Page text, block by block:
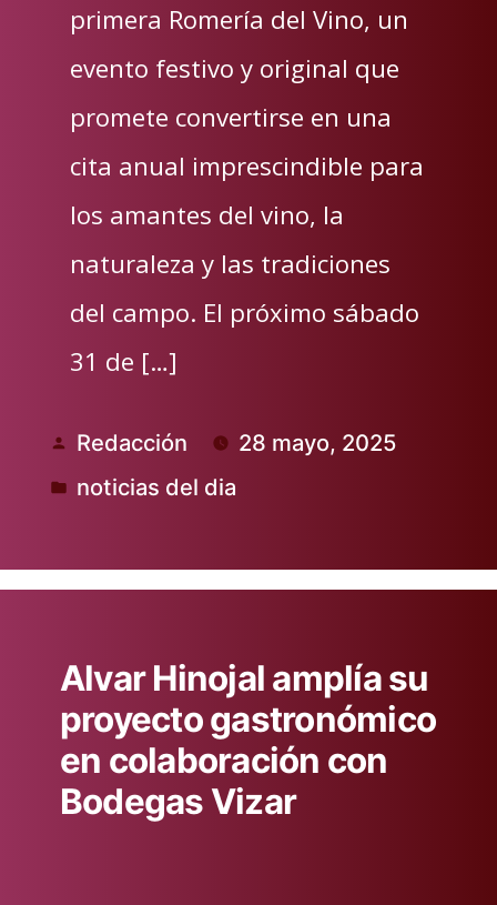
primera Romería del Vino, un
evento festivo y original que
promete convertirse en una
cita anual imprescindible para
los amantes del vino, la
naturaleza y las tradiciones
del campo. El próximo sábado
31 de […]
Publicado
por
Redacción 28 mayo, 2025
Publicado
noticias del dia
Alvar Hinojal amplía su
proyecto gastronómico
en colaboración con
Bodegas Vizar